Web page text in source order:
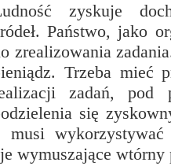
zyskuje
Państwo, jako
zrealizowania
Trzeba mieć
zadań, pod
się
wykorzystywać
wymuszające wtórny